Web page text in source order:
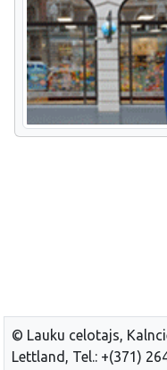
© Lauku celotajs,
Lettland, Tel.: +(371)